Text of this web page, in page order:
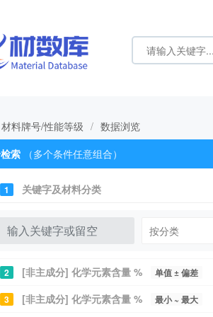
材料牌号/性能等级 / 数据浏览
索
（多个条件任意组合）
1 关键字及材料分类
2 [非主成分] 化学元素含量 % 单值 ± 偏差
3 [非主成分] 化学元素含量 % 最小 ~ 最大